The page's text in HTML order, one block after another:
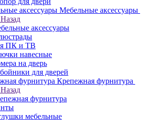
Мебельные аксессуары
Назад
аксессуары
ПК и ТВ
навесные
на дверь
для дверей
Крепежная фурнитура
Назад
фурнитура
мебельные